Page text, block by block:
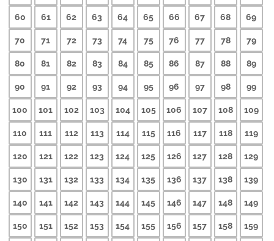
60 61 62 63 64 65 66 67 68 69
70 71 72 73 74 75 76 77 78 79
80 81 82 83 84 85 86 87 88 89
90 91 92 93 94 95 96 97 98 99
100 101 102 103 104 105 106 107 108 109
110 111 112 113 114 115 116 117 118 119
120 121 122 123 124 125 126 127 128 129
130 131 132 133 134 135 136 137 138 139
140 141 142 143 144 145 146 147 148 149
150 151 152 153 154 155 156 157 158 159